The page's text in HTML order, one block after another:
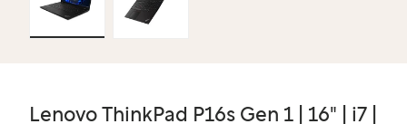
Lenovo ThinkPad P16s Gen 1 | 16" | i7 |